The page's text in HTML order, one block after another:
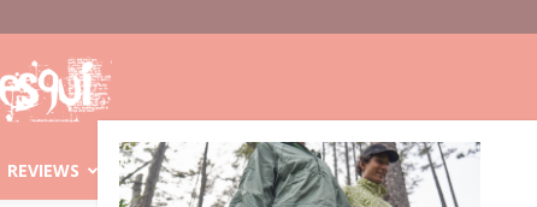
REVIEWS CONSEJOS PRODUCTOS MARCAS